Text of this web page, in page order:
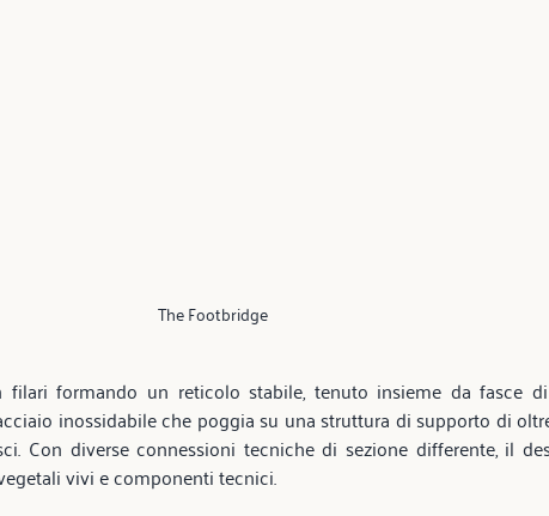
The Footbridge
formando un reticolo stabile, tenuto insieme da fasce
inossidabile che poggia su una struttura di supporto di
Con diverse connessioni tecniche di sezione differente, il
vivi e componenti tecnici.